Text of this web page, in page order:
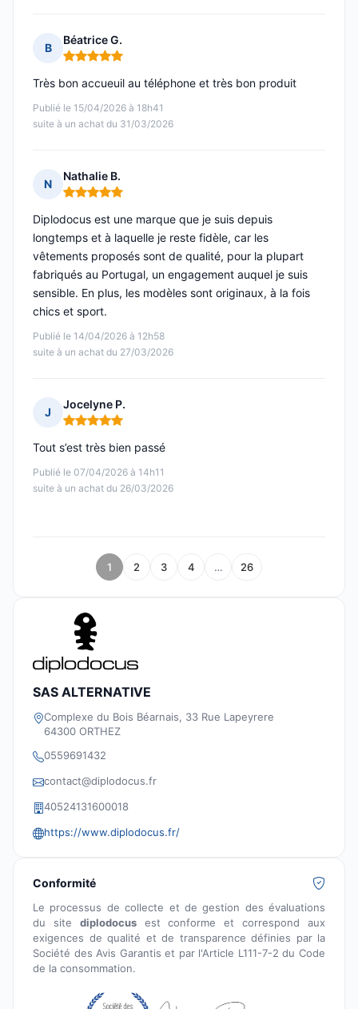
B
Béatrice G.
Note : 5 sur 5
Publié le 15/04/2026 à 18h41
suite à un achat du 31/03/2026
Très bon accueuil au téléphone et très bon produit
N
Nathalie B.
Note : 5 sur 5
Publié le 14/04/2026 à 12h58
suite à un achat du 27/03/2026
Diplodocus est une marque que je suis depuis
longtemps et à laquelle je reste fidèle, car les
vêtements proposés sont de qualité, pour la plupart
fabriqués au Portugal, un engagement auquel je suis
sensible. En plus, les modèles sont originaux, à la fois
chics et sport.
J
Jocelyne P.
Note : 5 sur 5
Publié le 07/04/2026 à 14h11
suite à un achat du 26/03/2026
Tout s’est très bien passé
1 2 3 4 … 26
SAS ALTERNATIVE
Complexe du Bois Béarnais, 33 Rue Lapeyrere
64300 ORTHEZ
0559691432
contact@diplodocus.fr
40524131600018
https://www.diplodocus.fr/
Conformité
Le processus de collecte et de gestion des évaluations
du site diplodocusest conforme et correspond aux
exigences de qualité et de transparence définies par la
Société des Avis Garantis et par l'Article L111-7-2 du Code
de la consommation.